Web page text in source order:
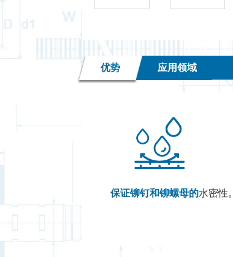
优势 应用领域
保证铆钉和铆螺母的水密性。